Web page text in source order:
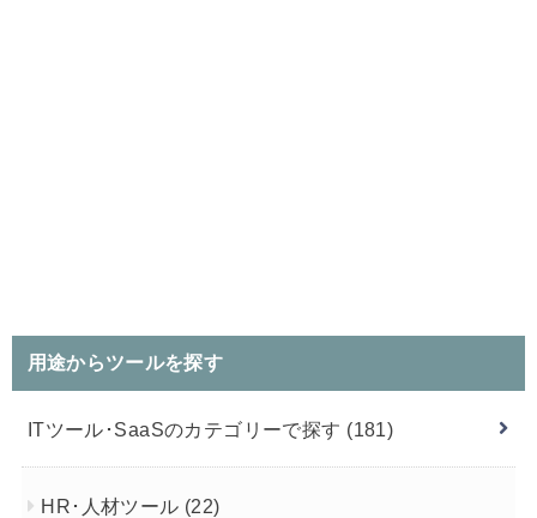
用途からツールを探す
ITツール･SaaSのカテゴリーで探す (181)
HR･人材ツール (22)